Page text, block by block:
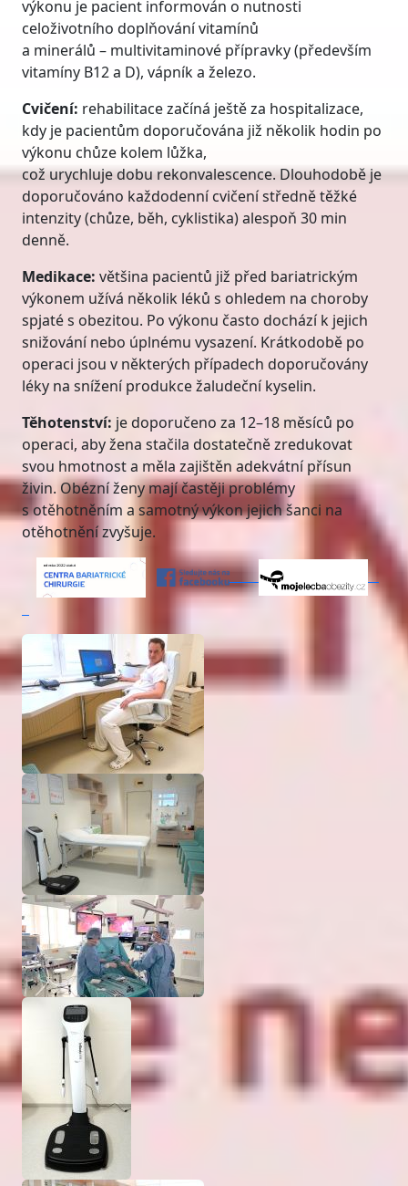
výkonu je pacient informován o nutnosti
celoživotního doplňování vitamínů
a minerálů – multivitaminové přípravky (především
vitamíny B12 a D), vápník a železo.
Cvičení: rehabilitace začíná ještě za hospitalizace,
kdy je pacientům doporučována již několik hodin po
výkonu chůze kolem lůžka,
což urychluje dobu rekonvalescence. Dlouhodobě je
doporučováno každodenní cvičení středně těžké
intenzity (chůze, běh, cyklistika) alespoň 30 min
denně.
Medikace: většina pacientů již před bariatrickým
výkonem užívá několik léků s ohledem na choroby
spjaté s obezitou. Po výkonu často dochází k jejich
snižování nebo úplnému vysazení. Krátkodobě po
operaci jsou v některých případech doporučovány
léky na snížení produkce žaludeční kyselin.
Těhotenství: je doporučeno za 12–18 měsíců po
operaci, aby žena stačila dostatečně zredukovat
svou hmotnost a měla zajištěn adekvátní přísun
živin. Obézní ženy mají častěji problémy
s otěhotněním a samotný výkon jejich šanci na
otěhotnění zvyšuje.